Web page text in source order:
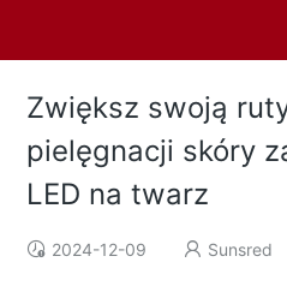
Zwiększ swoją
pielęgnacji skóry
LED na twarz
2024-12-09 Sunsred